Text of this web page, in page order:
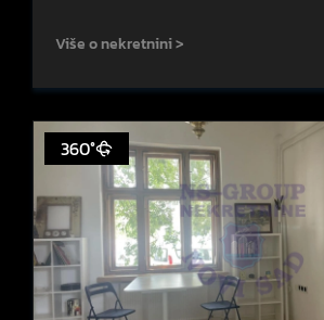
Više o nekretnini >
360°